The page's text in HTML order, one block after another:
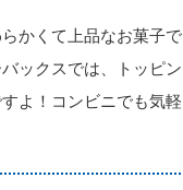
かくて上品なお菓子で
ックスでは、トッピン
よ！コンビニでも気軽